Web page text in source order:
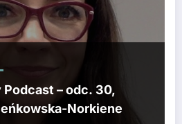
– odc. 30,
Norkiene